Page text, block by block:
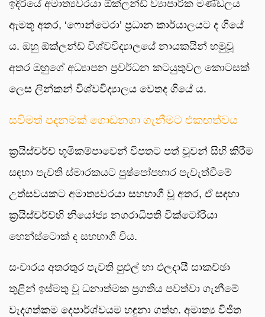
ඉදිරියේ අමාත්‍යවරයා ඕක්ලන්ඩ් ව්‍යාපාරික මණ්ඩලය
ඇමතූ අතර, ‘ෆොන්ටෙරා’ ප්‍රධාන කාර්යාලයට ද ගියේ
ය. ඔහු ඕක්ලන්ඩ් විශ්වවිද්‍යාලයේ නායකයින් හමුවූ
අතර ඔහුගේ අධ්‍යාපන ප්‍රවර්ධන කටයුතුවල කොටසක්
ලෙස ලින්කන් විශ්වවිද්‍යාලය වෙතද ගියේ ය.
සවිමත් පදනමක් ගොඩනගා ගැනීමට එකඟත්වය
ක්‍රයිස්චර්ච් භූමිකම්පාවෙන් විපතට පත් වූවන් සිහි කිරීම
සඳහා පැවති ස්මාරකයට පුෂ්පෝපහාර පැවැත්වීමේ
උත්සවයකට අමාත්‍යවරයා සහභාගී වූ අතර, ඒ සඳහා
ක්‍රයිස්චර්ච්හි නියෝජ්‍ය නගරාධිපති වික්ටෝරියා
හෙන්ස්ටොක් ද සහභාගී විය.
සංචාරය අතරතුර පැවති පුළුල් හා ඵලදායී සාකච්ඡා
තුළින් ඉස්මතු වූ ධනාත්මක ප්‍රගතිය පවත්වා ගැනීමේ
වැදගත්කම දෙපාර්ශ්වයම හඳුනා ගත්හ. අමාත්‍ය විජිත